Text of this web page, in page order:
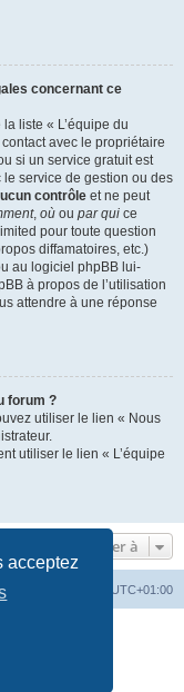
acceptez
concernant ce
liste « L’équipe du
avec le propriétaire
si un service gratuit est
le service de gestion ou des
contrôle et ne peut
, où ou par qui ce
pour toute question
diffamatoires, etc.)
au logiciel phpBB lui-
à propos de l’utilisation
attendre à une réponse
forum ?
utiliser le lien « Nous
utiliser le lien « L’équipe
Aller à
UTC+01:00
phpBB Limited